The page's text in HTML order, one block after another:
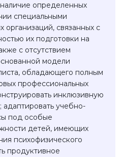
определенных
специальными
организаций, связанных с
их подготовки на
с отсутствием
модели
обладающего полным
профессиональных
инклюзивную
адаптировать учебно-
под особые
детей, имеющих
психофизического
продуктивное